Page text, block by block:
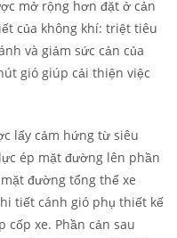
mở rộng hơn đặt ở cản
của không khí: triệt tiêu
và giảm sức cản của
gió giúp cải thiện việc
lấy cảm hứng từ siêu
ép mặt đường lên phần
đường tổng thể xe
tiết cánh gió phụ thiết kế
cốp xe. Phần cản sau